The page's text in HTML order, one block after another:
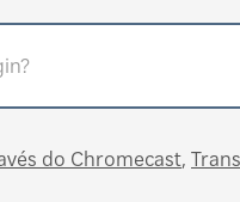
do Chromecast